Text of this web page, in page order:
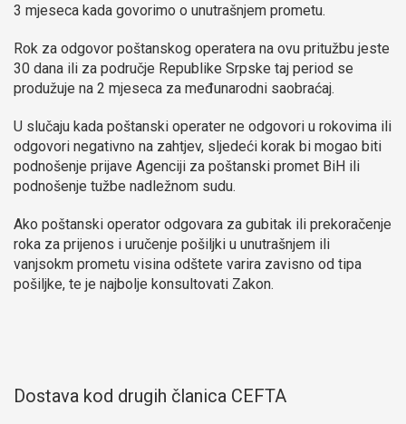
3 mjeseca kada govorimo o unutrašnjem prometu.
Rok za odgovor poštanskog operatera na ovu pritužbu jeste
30 dana ili za područje Republike Srpske taj period se
produžuje na 2 mjeseca za međunarodni saobraćaj.
U slučaju kada poštanski operater ne odgovori u rokovima ili
odgovori negativno na zahtjev, sljedeći korak bi mogao biti
podnošenje prijave Agenciji za poštanski promet BiH ili
podnošenje tužbe nadležnom sudu.
Ako poštanski operator odgovara za gubitak ili prekoračenje
roka za prijenos i uručenje pošiljki u unutrašnjem ili
vanjsokm prometu visina odštete varira zavisno od tipa
pošiljke, te je najbolje konsultovati Zakon.
Dostava kod drugih članica CEFTA